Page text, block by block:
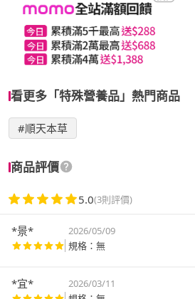
看更多「特殊營養品」熱門商品
#順天本草
商品評價
5.0(3則評價)
*景*
2026/05/09
規格：無
*宜*
2026/03/11